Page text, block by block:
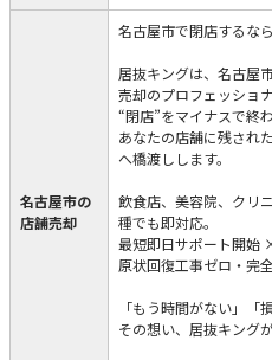
名古屋市の
店舗売却
名古屋市で閉店するな
居抜キングは、名古屋
売却のプロフェッショナ
“閉店”をマイナスで終
あなたの店舗に残され
へ橋渡しします。
飲食店、美容院、クリ
種でも即対応。
最短即日サポート開始
原状回復工事ゼロ・完
「もう時間がない」
その想い、居抜キング